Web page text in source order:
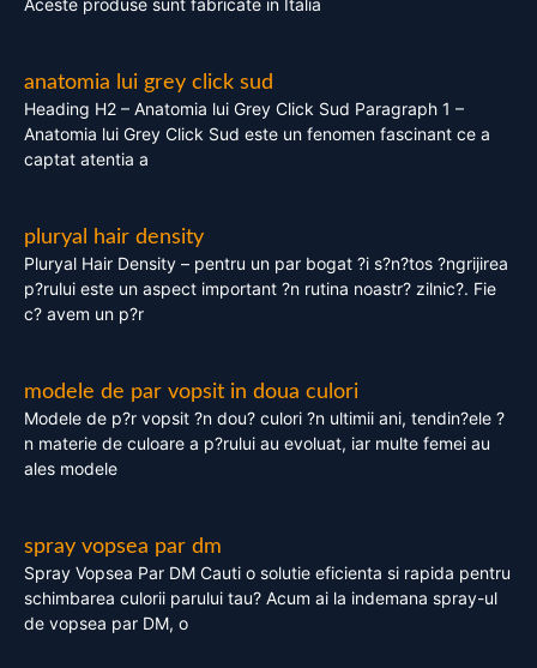
Aceste produse sunt fabricate in Italia
anatomia lui grey click sud
Heading H2 – Anatomia lui Grey Click Sud Paragraph 1 –
Anatomia lui Grey Click Sud este un fenomen fascinant ce a
captat atentia a
pluryal hair density
Pluryal Hair Density – pentru un par bogat ?i s?n?tos ?ngrijirea
p?rului este un aspect important ?n rutina noastr? zilnic?. Fie
c? avem un p?r
modele de par vopsit in doua culori
Modele de p?r vopsit ?n dou? culori ?n ultimii ani, tendin?ele ?
n materie de culoare a p?rului au evoluat, iar multe femei au
ales modele
spray vopsea par dm
Spray Vopsea Par DM Cauti o solutie eficienta si rapida pentru
schimbarea culorii parului tau? Acum ai la indemana spray-ul
de vopsea par DM, o